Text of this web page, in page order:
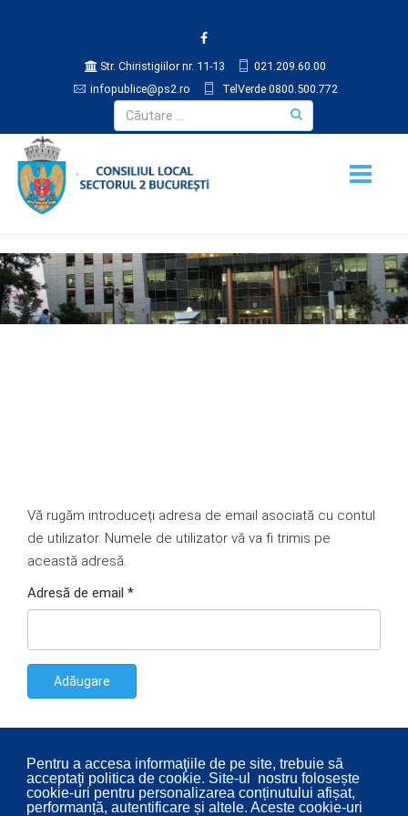
Pentru a accesa informaţiile de pe site, trebuie să
acceptaţi politica de cookie. Site-ul nostru folosește
cookie-uri pentru personalizarea conținutului afișat,
performanță, autentificare și altele. Aceste cookie-uri
Str. Chiristigiilor nr. 11-13
021.209.60.00
infopublice@ps2.ro
TelVerde 0800.500.772
Vă rugăm introduceți adresa de email asociată cu contul
de utilizator. Numele de utilizator vă va fi trimis pe
această adresă.
Adresă de email *
Adăugare